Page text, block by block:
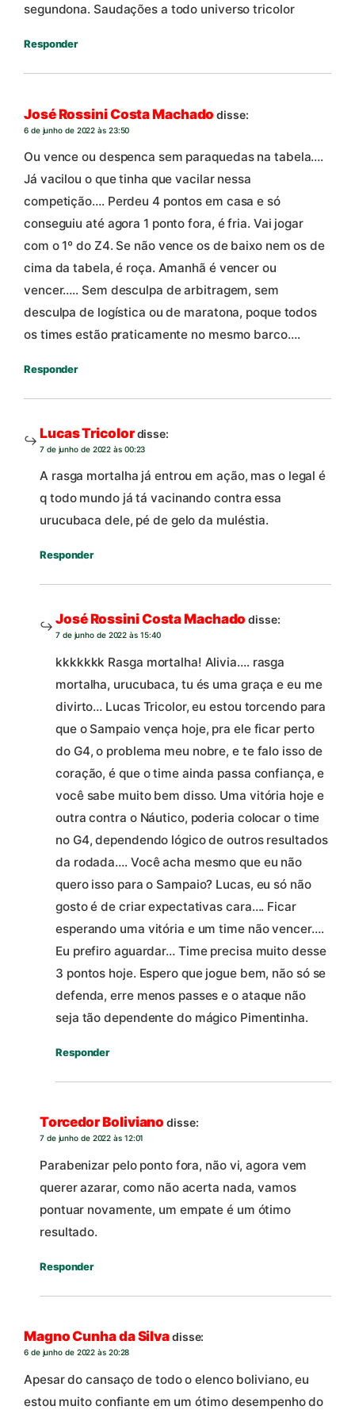
segundona. Saudações a todo universo tricolor
Responder
José Rossini Costa Machado disse:
6 de junho de 2022 às 23:50
Ou vence ou despenca sem paraquedas na tabela….
Já vacilou o que tinha que vacilar nessa
competição…. Perdeu 4 pontos em casa e só
conseguiu até agora 1 ponto fora, é fria. Vai jogar
com o 1º do Z4. Se não vence os de baixo nem os de
cima da tabela, é roça. Amanhã é vencer ou
vencer….. Sem desculpa de arbitragem, sem
desculpa de logística ou de maratona, poque todos
os times estão praticamente no mesmo barco….
Responder
Lucas Tricolordisse:
7 de junho de 2022 às 00:23
A rasga mortalha já entrou em ação, mas o legal é
q todo mundo já tá vacinando contra essa
urucubaca dele, pé de gelo da muléstia.
Responder
José Rossini Costa Machado disse:
7 de junho de 2022 às 15:40
kkkkkkk Rasga mortalha! Alivia…. rasga
mortalha, urucubaca, tu és uma graça e eu me
divirto… Lucas Tricolor, eu estou torcendo para
que o Sampaio vença hoje, pra ele ficar perto
do G4, o problema meu nobre, e te falo isso de
coração, é que o time ainda passa confiança, e
você sabe muito bem disso. Uma vitória hoje e
outra contra o Náutico, poderia colocar o time
no G4, dependendo lógico de outros resultados
da rodada…. Você acha mesmo que eu não
quero isso para o Sampaio? Lucas, eu só não
gosto é de criar expectativas cara…. Ficar
esperando uma vitória e um time não vencer….
Eu prefiro aguardar… Time precisa muito desse
3 pontos hoje. Espero que jogue bem, não só se
defenda, erre menos passes e o ataque não
seja tão dependente do mágico Pimentinha.
Responder
Torcedor Boliviano disse:
7 de junho de 2022 às 12:01
Parabenizar pelo ponto fora, não vi, agora vem
querer azarar, como não acerta nada, vamos
pontuar novamente, um empate é um ótimo
resultado.
Responder
Magno Cunha da Silvadisse:
6 de junho de 2022 às 20:28
Apesar do cansaço de todo o elenco boliviano, eu
estou muito confiante em um ótimo desempenho do